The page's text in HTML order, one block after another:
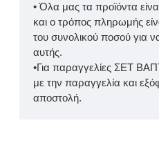
• Όλα μας τα προϊόντα
και ο τρόπος πληρωμής
του συνολικού ποσού για
αυτής.
•Για παραγγελίες ΣΕΤ
με την παραγγελία και
αποστολή.